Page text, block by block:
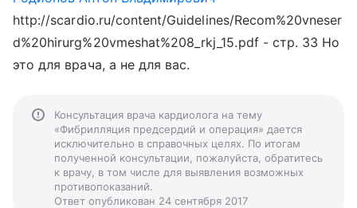
http://scardio.ru/content/Guidelines/Recom%20vneser
d%20hirurg%20vmeshat%208_rkj_15.pdf - стр. 33 Но
это для врача, а не для вас.
Консультация врача кардиолога на тему
«Фибрилляция предсердий и операция» дается
исключительно в справочных целях. По итогам
полученной консультации, пожалуйста, обратитесь
к врачу, в том числе для выявления возможных
противопоказаний.
Ответ опубликован 24 сентября 2017